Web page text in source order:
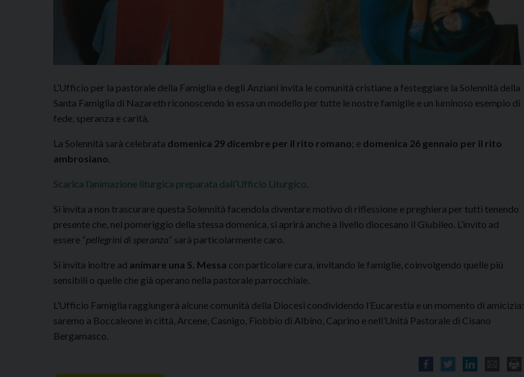
L’Ufficio per la pastorale della Famiglia e degli Anziani invita le comunità cristiane a festeggiare la Solennità della
Santa Famiglia di Nazareth riconoscendo in essa un modello per tutte le nostre famiglie e un luminoso esempio di
fede, speranza e carità.
La Solennità sarà celebrata domenica 29 dicembre per il rito romano; e domenica 26 gennaio per il rito
ambrosiano.
Scarica l’animazione liturgica preparata dall’Ufficio Liturgico.
Si invita a non trascurare questa Solennità facendola diventare motivo di riflessione e preghiera per tutti tenendo
presente che, nel pomeriggio della stessa domenica, si aprirà anche a livello diocesano il Giubileo. L’invito ad
essere “pellegrini di speranza” sarà particolarmente caro.
Si invita inoltre ad animare una S. Messa con particolare cura, invitando le famiglie, coinvolgendo quelle più
sensibili o quelle che già operano nella pastorale parrocchiale.
L’Ufficio Famiglia raggiungerà alcune comunità della Diocesi condividendo l’Eucarestia e un momento di amicizia:
saremo a Boccaleone in città, Arcene, Casnigo, Fiobbio di Albino, Caprino e nell’Unità Pastorale di Cisano
Bergamasco.